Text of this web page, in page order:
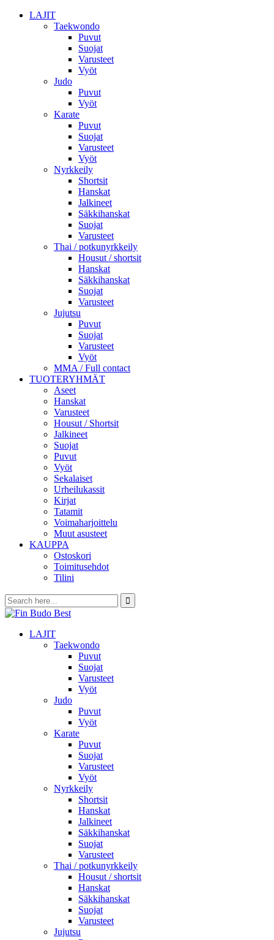
LAJIT
Taekwondo
Puvut
Suojat
Varusteet
Vyöt
Judo
Puvut
Vyöt
Karate
Puvut
Suojat
Varusteet
Vyöt
Nyrkkeily
Shortsit
Hanskat
Jalkineet
Säkkihanskat
Suojat
Varusteet
Thai / potkunyrkkeily
Housut / shortsit
Hanskat
Säkkihanskat
Suojat
Varusteet
Jujutsu
Puvut
Suojat
Varusteet
Vyöt
MMA / Full contact
TUOTERYHMÄT
Aseet
Hanskat
Varusteet
Housut / Shortsit
Jalkineet
Suojat
Puvut
Vyöt
Sekalaiset
Urheilukassit
Kirjat
Tatamit
Voimaharjoittelu
Muut asusteet
KAUPPA
Ostoskori
Toimitusehdot
Tilini
LAJIT
Taekwondo
Puvut
Suojat
Varusteet
Vyöt
Judo
Puvut
Vyöt
Karate
Puvut
Suojat
Varusteet
Vyöt
Nyrkkeily
Shortsit
Hanskat
Jalkineet
Säkkihanskat
Suojat
Varusteet
Thai / potkunyrkkeily
Housut / shortsit
Hanskat
Säkkihanskat
Suojat
Varusteet
Jujutsu